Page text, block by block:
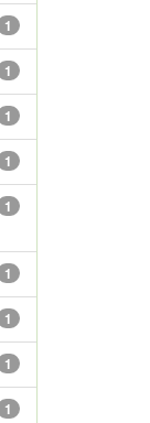
1
1
1
1
1
1
1
1
1